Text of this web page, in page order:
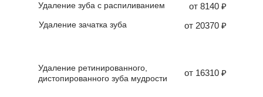
Удаление ретинированного,
дистопированного зуба мудрости
Удаление зачатка зуба
Удаление зуба с распиливанием
от 16310 ₽
от 8140 ₽
от 20370 ₽